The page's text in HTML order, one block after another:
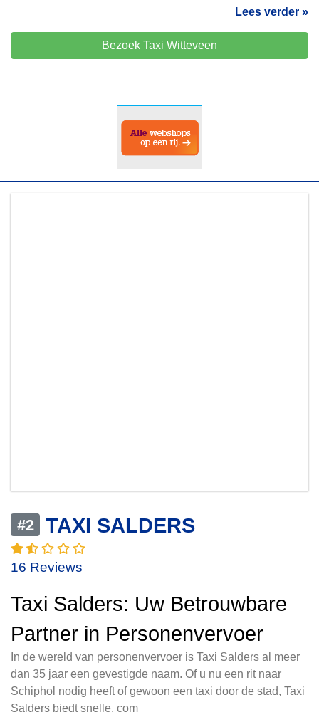
Lees verder »
Bezoek Taxi Witteveen
#2 TAXI SALDERS
16 Reviews
Taxi Salders: Uw Betrouwbare
Partner in Personenvervoer
In de wereld van personenvervoer is Taxi Salders al meer
dan 35 jaar een gevestigde naam. Of u nu een rit naar
Schiphol nodig heeft of gewoon een taxi door de stad, Taxi
Salders biedt snelle, com